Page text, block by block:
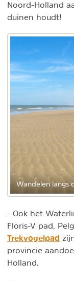
Noord-Holland
duinen houdt!
Wandelen langs
- Ook het
Floris-V pad,
Trekvogelpad
provincie
Holland.